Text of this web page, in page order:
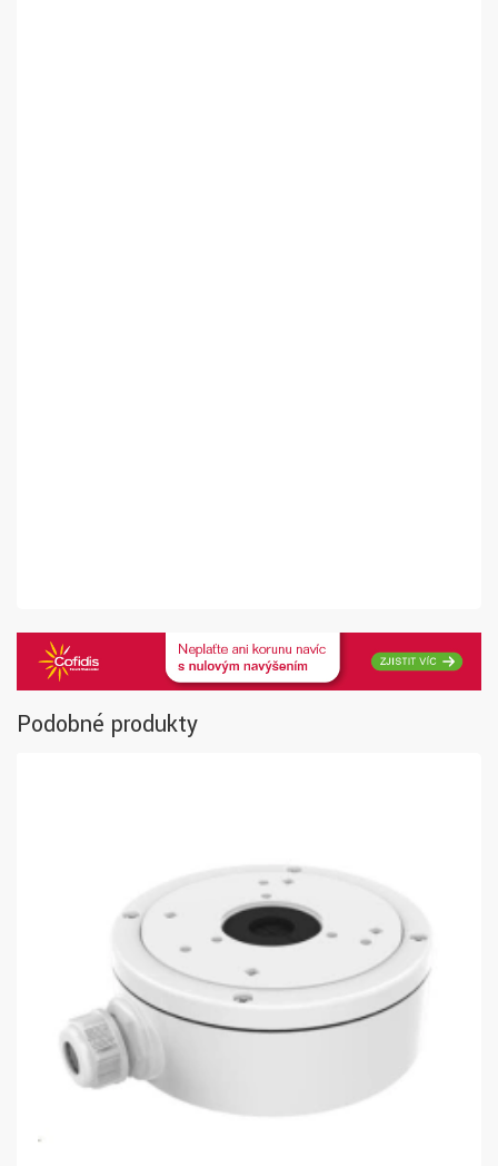
Podobné produkty